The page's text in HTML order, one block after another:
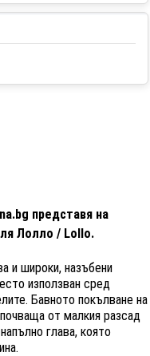
представя на
Лолло / Lollo.
и широки, назъбени
използван сред
Бавното покълване на
от малкия разсад
глава, която